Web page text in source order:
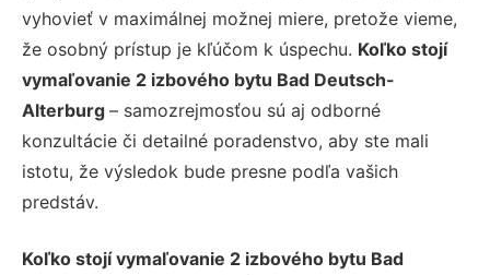
vyhovieť v maximálnej možnej miere, pretože vieme,
že osobný prístup je kľúčom k úspechu. Koľko stojí
vymaľovanie 2 izbového bytu Bad Deutsch-
Alterburg – samozrejmosťou sú aj odborné
konzultácie či detailné poradenstvo, aby ste mali
istotu, že výsledok bude presne podľa vašich
predstáv.
Koľko stojí vymaľovanie 2 izbového bytu Bad